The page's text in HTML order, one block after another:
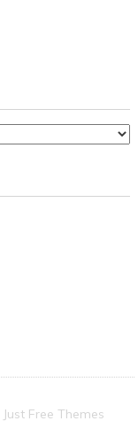
Just Free Themes